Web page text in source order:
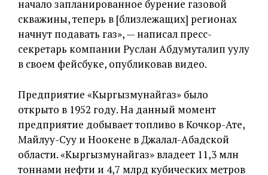
начало запланированное бурение газовой
скважины, теперь в [близлежащих] регионах
начнут подавать газ», — написал пресс-
секретарь компании Руслан Абдумуталип уулу
в своем фейсбуке, опубликовав видео.
Предприятие «Кыргызмунайгаз» было
открыто в 1952 году. На данный момент
предприятие добывает топливо в Кочкор-Ате,
Майлуу-Суу и Ноокене в Джалал-Абадской
области. «Кыргызмунайгаз» владеет 11,3 млн
тоннами нефти и 4,7 млрд кубических метров